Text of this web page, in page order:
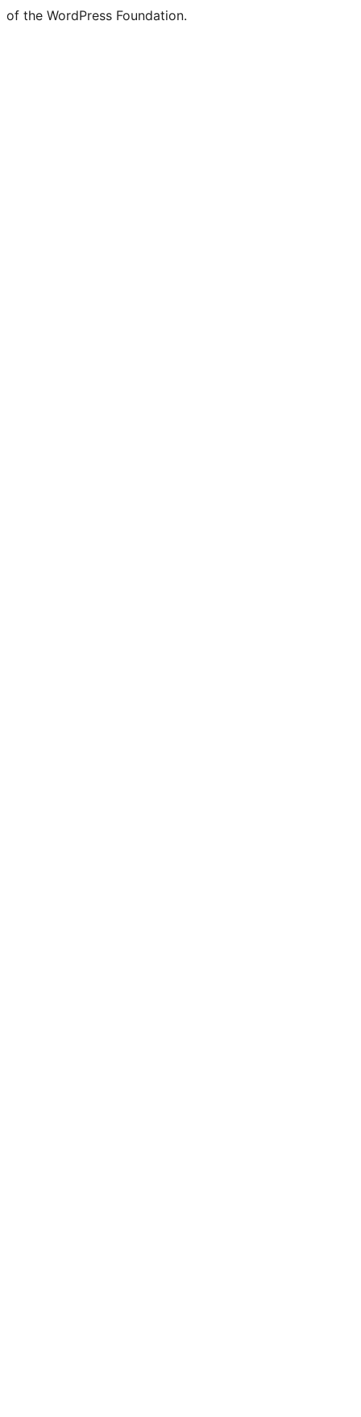
of the WordPress Foundation.